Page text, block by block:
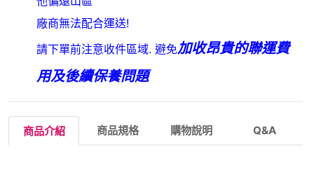
廠商無法配合運送!
請下單前注意收件區域. 避免加收昂貴的聯運費
用及後續保養問題
商品介紹 商品規格 購物說明 Q&A